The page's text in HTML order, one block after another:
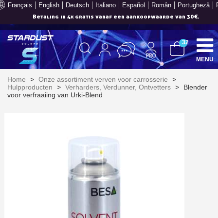
Français English Deutsch Italiano Español Român Portugheză
Betaling in 4x gratis vanaf een aankoopwaarde van 30€.
Schrijf je in voor de nieuwsbrief: €5 korting
Levering binnen 48-72 uur in Nederland
Betaling in 4x gratis vanaf een aankoopwaarde van 30€.
Je online offerte in minder dan 1 minuut
Deel je creaties en ontvang shopping vouchers
Verzamel loyaliteitspunten bij elke bestelling
32
MENU
Home > Onze assortiment verven voor carrosserie
>
Hulpproducten
> Verharders, Verdunner, Ontvetters >
Blender
voor verfraaiing van Urki-Blend